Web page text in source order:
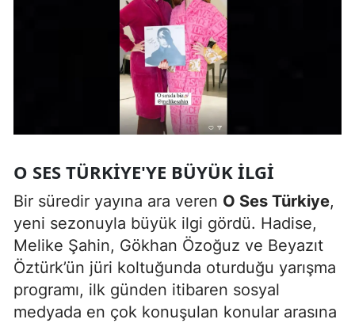
O SES TÜRKIYE'YE BÜYÜK İLGI
Bir süredir yayına ara veren O Ses Türkiye,
yeni sezonuyla büyük ilgi gördü. Hadise,
Melike Şahin, Gökhan Özoğuz ve Beyazıt
Öztürk’ün jüri koltuğunda oturduğu yarışma
programı, ilk günden itibaren sosyal
medyada en çok konuşulan konular arasına